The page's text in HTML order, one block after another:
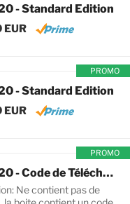
- Standard Edition
PROMO
- Standard Edition
PROMO
FIFA 20 - Code de Téléchargement pour PC
Ne contient pas de